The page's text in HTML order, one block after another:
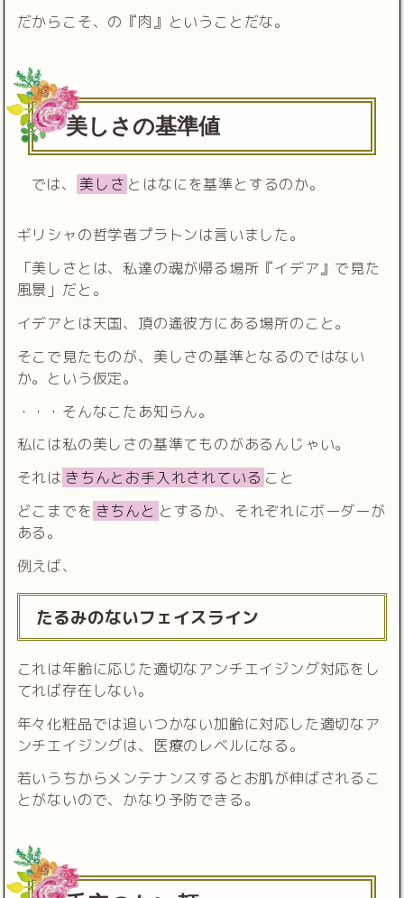
だからこそ、の『肉』ということだな。
美しさの基準値
では、 美しさ とはなにを基準とするのか。
ギリシャの哲学者プラトンは言いました。
「美しさとは、私達の魂が帰る場所『イデア』で見た
風景」だと。
イデアとは天国、頂の遙彼方にある場所のこと。
そこで見たものが、美しさの基準となるのではない
か。という仮定。
・・・そんなこたあ知らん。
私には私の美しさの基準てものがあるんじゃい。
それは きちんとお手入れされている こと
どこまでを きちんと とするか、それぞれにボーダーが
ある。
例えば、
たるみのないフェイスライン
これは年齢に応じた適切なアンチエイジング対応をし
てれば存在しない。
年々化粧品では追いつかない加齢に対応した適切なア
ンチエイジングは、医療のレベルになる。
若いうちからメンテナンスするとお肌が伸ばされるこ
とがないので、かなり予防できる。